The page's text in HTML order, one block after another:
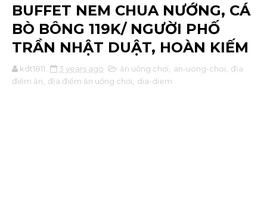
BUFFET NEM CHUA NƯỚNG, CÁ
BÒ BÔNG 119K/ NGƯỜI PHỐ
TRẦN NHẬT DUẬT, HOÀN KIẾM
kdt1811 3 years ago ăn uống chơi an-uong-choi
địa
điểm ăn
địa điểm ăn uống chơi dia-diem